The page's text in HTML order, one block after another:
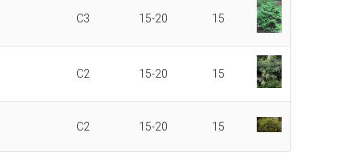
C3 15-20 15
C2 15-20 15
C2 15-20 15